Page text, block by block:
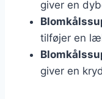
giver en
tilføjer en
giver en